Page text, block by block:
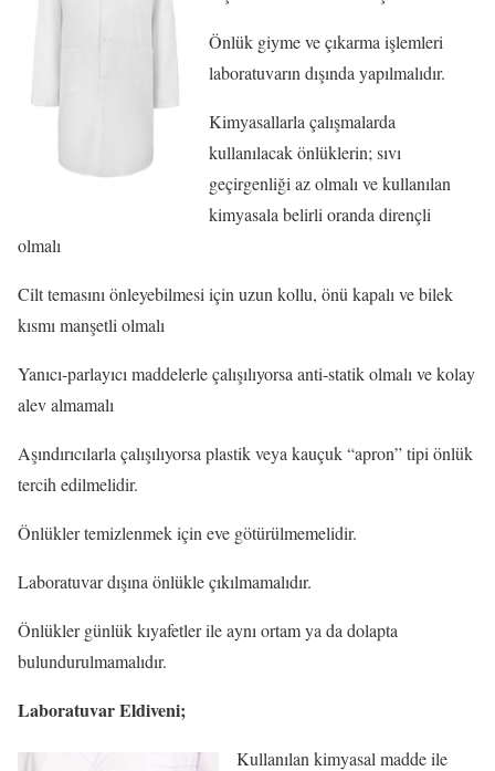
Önlük giyme ve çıkarma işlemleri
laboratuvarın dışında yapılmalıdır.
Kimyasallarla çalışmalarda
kullanılacak önlüklerin; sıvı
geçirgenliği az olmalı ve kullanılan
kimyasala belirli oranda dirençli
olmalı
Cilt temasını önleyebilmesi için uzun kollu, önü kapalı ve bilek
kısmı manşetli olmalı
Yanıcı-parlayıcı maddelerle çalışılıyorsa anti-statik olmalı ve kolay
alev almamalı
Aşındırıcılarla çalışılıyorsa plastik veya kauçuk “apron” tipi önlük
tercih edilmelidir.
Önlükler temizlenmek için eve götürülmemelidir.
Laboratuvar dışına önlükle çıkılmamalıdır.
Önlükler günlük kıyafetler ile aynı ortam ya da dolapta
bulundurulmamalıdır.
Laboratuvar Eldiveni;
Kullanılan kimyasal madde ile